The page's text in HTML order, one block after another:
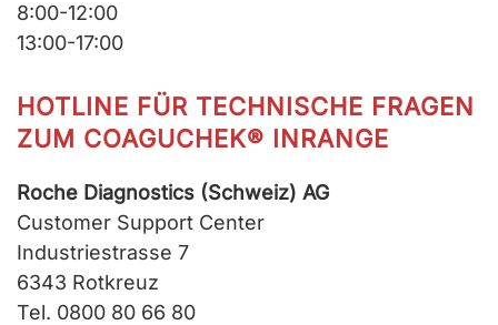
8:00-12:00
13:00-17:00
HOTLINE FÜR TECHNISCHE FRAGEN
ZUM COAGUCHEK® INRANGE
Roche Diagnostics (Schweiz) AG
Customer Support Center
Industriestrasse 7
6343 Rotkreuz
Tel. 0800 80 66 80